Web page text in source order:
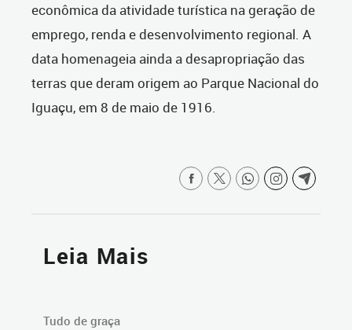
econômica da atividade turística na geração de
emprego, renda e desenvolvimento regional. A
data homenageia ainda a desapropriação das
terras que deram origem ao Parque Nacional do
Iguaçu, em 8 de maio de 1916.
Leia Mais
Tudo de graça